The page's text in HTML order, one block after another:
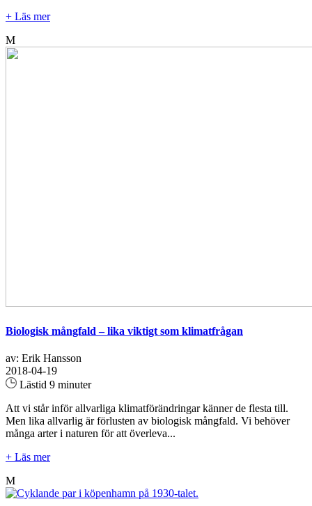
+ Läs mer
M
Biologisk mångfald – lika viktigt som klimatfrågan
av: Erik Hansson
2018-04-19
Lästid 9 minuter
Att vi står inför allvarliga klimatförändringar känner de flesta till.
Men lika allvarlig är förlusten av biologisk mångfald. Vi behöver
många arter i naturen för att överleva...
+ Läs mer
M